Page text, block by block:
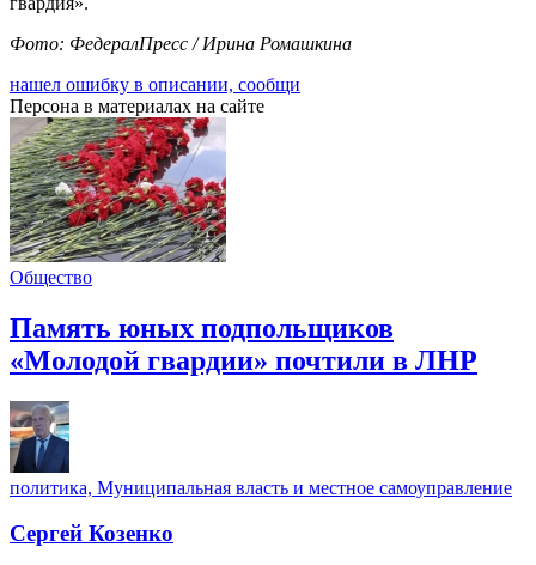
Фото: ФедералПресс / Ирина Ромашкина
нашел ошибку в описании, сообщи
Персона в материалах на сайте
Общество
Память юных подпольщиков
«Молодой гвардии» почтили в ЛНР
политика, Муниципальная власть и местное самоуправление
Сергей Козенко